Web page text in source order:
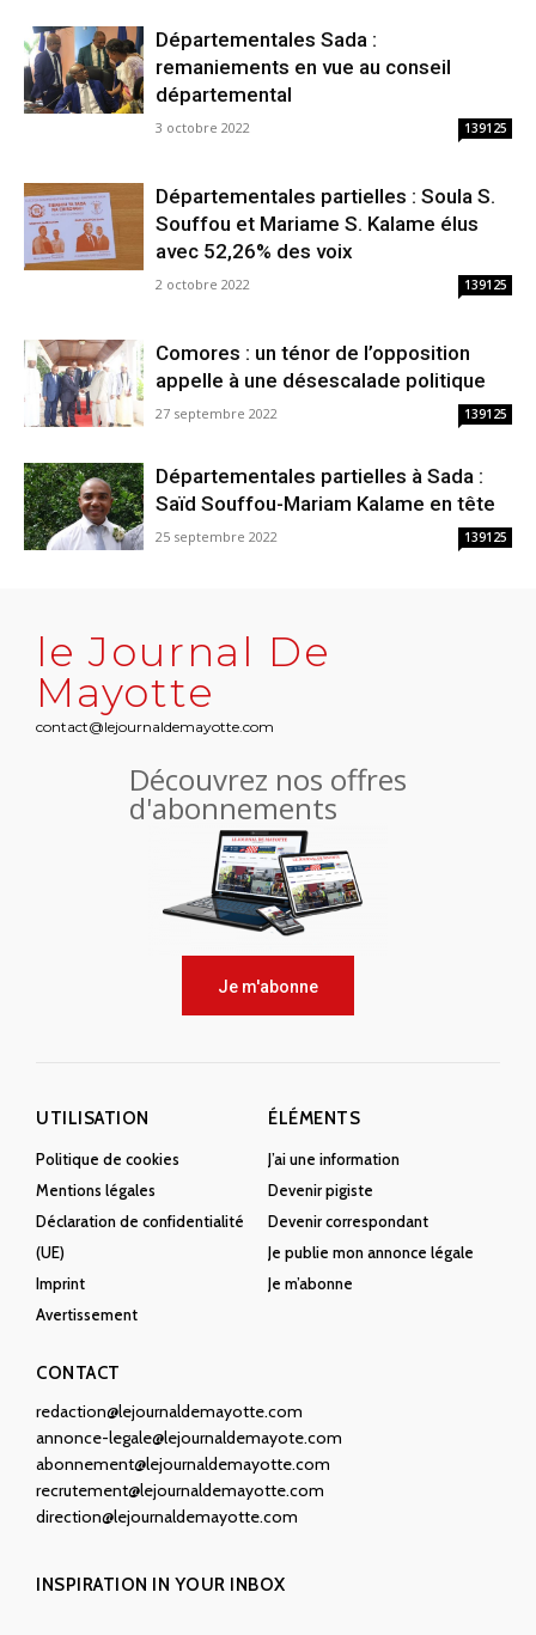
Départementales Sada :
remaniements en vue au conseil
départemental
3 octobre 2022 139125
Départementales partielles : Soula S.
Souffou et Mariame S. Kalame élus
avec 52,26% des voix
2 octobre 2022 139125
Comores : un ténor de l’opposition
appelle à une désescalade politique
27 septembre 2022 139125
Départementales partielles à Sada :
Saïd Souffou-Mariam Kalame en tête
25 septembre 2022 139125
le Journal De
Mayotte
contact@lejournaldemayotte.com
Découvrez nos offres
d'abonnements
Je m'abonne
UTILISATION
Politique de cookies
Mentions légales
Déclaration de confidentialité
(UE)
Imprint
Avertissement
ÉLÉMENTS
J’ai une information
Devenir pigiste
Devenir correspondant
Je publie mon annonce légale
Je m’abonne
CONTACT
redaction@lejournaldemayotte.com
annonce-legale@lejournaldemayote.com
abonnement@lejournaldemayotte.com
recrutement@lejournaldemayotte.com
direction@lejournaldemayotte.com
INSPIRATION IN YOUR INBOX